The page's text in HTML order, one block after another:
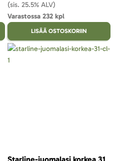
(sis. 25.5% ALV)
Varastossa 232 kpl
LISÄÄ OSTOSKORIIN
Starline-juomalasi korkea 31